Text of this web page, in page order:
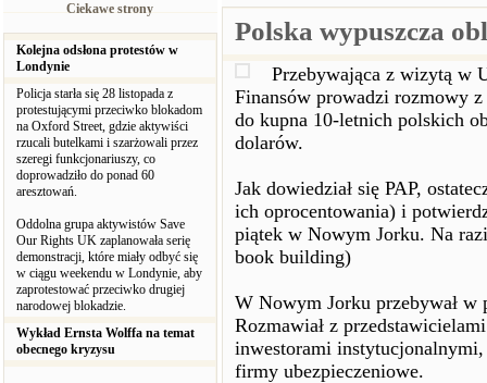
Ciekawe strony
Kolejna odsłona protestów w
Londynie
Policja starła się 28 listopada z
protestującymi przeciwko blokadom
na Oxford Street, gdzie aktywiści
rzucali butelkami i szarżowali przez
szeregi funkcjonariuszy, co
doprowadziło do ponad 60
aresztowań.
Oddolna grupa aktywistów Save
Our Rights UK zaplanowała serię
demonstracji, które miały odbyć się
w ciągu weekendu w Londynie, aby
zaprotestować przeciwko drugiej
narodowej blokadzie.
Wykład Ernsta Wolffa na temat
obecnego kryzysu
Polska wypuszcza
Przebywająca z wizytą w
Finansów prowadzi rozmowy
do kupna 10-letnich polskich
dolarów.
Jak dowiedział się PAP,
ich oprocentowania) i
piątek w Nowym Jorku. Na
book building)
W Nowym Jorku przebywał w
Rozmawiał z
inwestorami
firmy ubezpieczeniowe.